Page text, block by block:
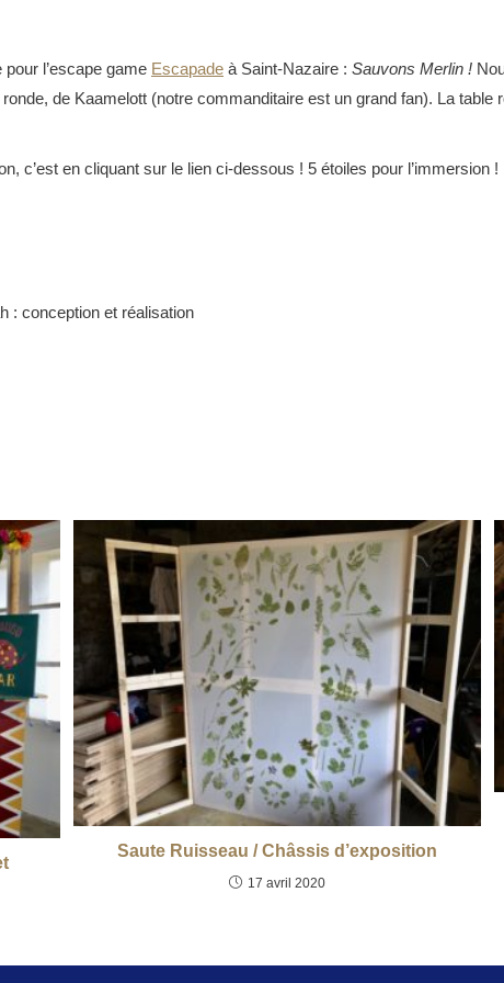
l’escape game Escapade à Saint-Nazaire : Sauvons Merlin !
de Kaamelott (notre commanditaire est un grand fan). La
c’est en cliquant sur le lien ci-dessous ! 5 étoiles pour l’immersion !
: conception et réalisation
Saute Ruisseau / Châssis d’exposition
17 avril 2020